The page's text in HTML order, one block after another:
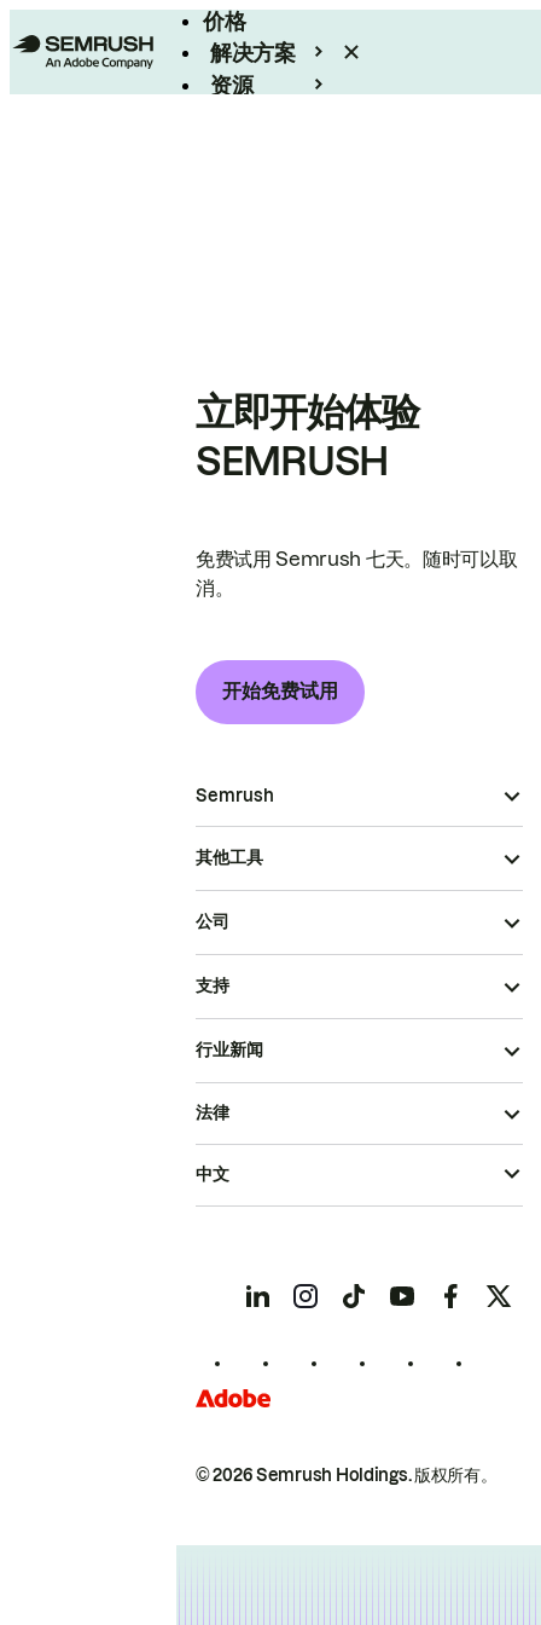
价格
解决方案
资源
立即开始体验
SEMRUSH
免费试用 Semrush 七天。随时可以取
消。
开始免费试用
Semrush
其他工具
公司
支持
行业新闻
© 2026 Semrush Holdings.版权所有。
法律
中文